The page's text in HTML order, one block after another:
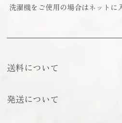
洗濯機をご使用の場合はネットに
送料について
発送について